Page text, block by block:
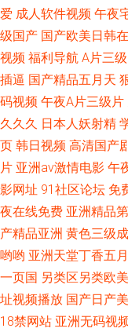
爱 成人软件视频 午夜
级国产 国产欧美日韩
视频 福利导航 A片三
插逼 国产精品五月天
码视频 午夜A片三级片
久久久 日本人妖射精
页 韩日视频 高清国产
片 亚洲av激情电影 午
影网址 91社区论坛 免
夜在线免费 亚洲精品
产精品亚洲 黄色三级
哟哟 亚洲天堂丁香五月
一页国 另类区另类欧美
址视频播放 国产日产
18禁网站 亚洲无码视